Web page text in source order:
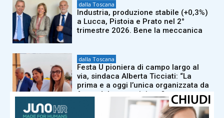
dalla Toscana
Industria, produzione stabile (+0,3%)
a Lucca, Pistoia e Prato nel 2°
trimestre 2026. Bene la meccanica
dalla Toscana
Festa U pioniera di campo largo al
via, sindaca Alberta Ticciati: “La
prima e a oggi l’unica organizzata da
forze del centrosinistra”